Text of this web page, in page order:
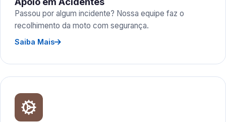
Passou por algum incidente? Nossa equipe faz o
recolhimento da moto com segurança.
Saiba Mais